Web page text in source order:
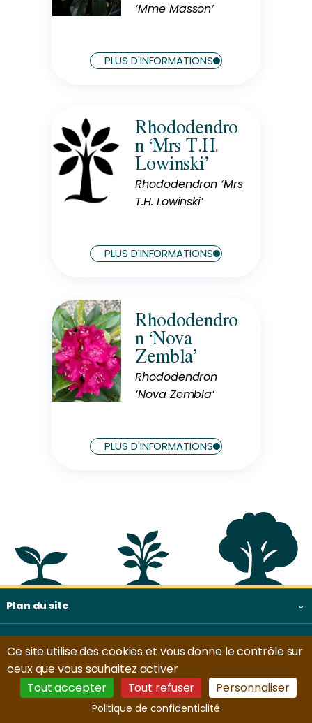
Exposition
Ombre
‘Mme Masson’
PLUS D'INFORMATIONS
Rusticité
Rustique
Exposition
Rhododendro
n ‘Mrs T.H.
Lowinski’
Rhododendron ‘Mrs
T.H. Lowinski’
PLUS D'INFORMATIONS
Rusticité
Rustique
Exposition
Mi-Ombre
Rhododendro
n ‘Nova
Zembla’
Rhododendron
‘Nova Zembla’
PLUS D'INFORMATIONS
Plan du site & informations
Plan du site
Mentions légales
© 2024. Tous droits réservés.
Ce site utilise des cookies et vous donne le contrôle sur
ceux que vous souhaitez activer
Tout accepter
Tout refuser Personnaliser
Politique de confidentialité